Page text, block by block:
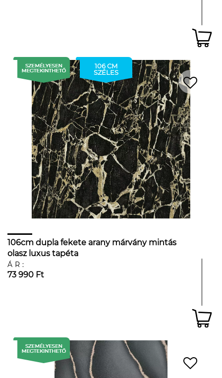
106 CM
SZÉLES
106cm dupla fekete arany márvány mintás
olasz luxus tapéta
ÁR:
73 990 Ft